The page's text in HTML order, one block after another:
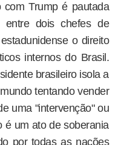
com Trump é pautada
entre dois chefes de
o direito
internos do Brasil.
brasileiro isola a
tentando vender
uma "intervenção" ou
é um ato de soberania
por todas as nações